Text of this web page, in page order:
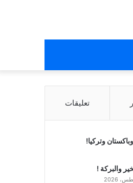
تعليقات
وتركيا!
والبركة !